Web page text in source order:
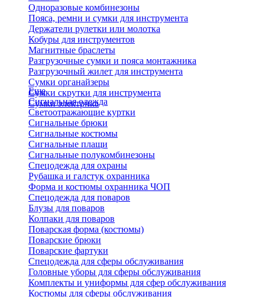
Одноразовые комбинезоны
Пояса, ремни и сумки для инструмента
Держатели рулетки или молотка
Кобуры для инструментов
Магнитные браслеты
Разгрузочные сумки и пояса монтажника
Разгрузочный жилет для инструмента
Сумки органайзеры
Сумки скрутки для инструмента
Сумки электрика
Еще
Сигнальная одежда
Светоотражающие куртки
Сигнальные брюки
Сигнальные костюмы
Сигнальные плащи
Сигнальные полукомбинезоны
Спецодежда для охраны
Рубашка и галстук охранника
Форма и костюмы охранника ЧОП
Спецодежда для поваров
Блузы для поваров
Колпаки для поваров
Поварская форма (костюмы)
Поварские брюки
Поварские фартуки
Спецодежда для сферы обслуживания
Головные уборы для сферы обслуживания
Комплекты и униформы для сфер обслуживания
Костюмы для сферы обслуживания